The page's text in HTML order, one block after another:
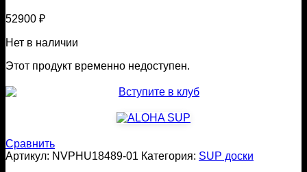
52900 ₽
Нет в наличии
Этот продукт временно недоступен.
Сравнить
Артикул: NVPHU18489-01 Категория: SUP доски